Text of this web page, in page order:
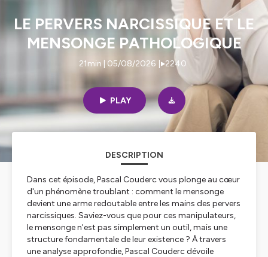
LE PERVERS NARCISSIQUE ET LE
MENSONGE PATHOLOGIQUE
21min | 05/08/2026 2240
PLAY
DESCRIPTION
Dans cet épisode, Pascal Couderc vous plonge au cœur
d'un phénomène troublant : comment le mensonge
devient une arme redoutable entre les mains des pervers
narcissiques. Saviez-vous que pour ces manipulateurs,
le mensonge n'est pas simplement un outil, mais une
structure fondamentale de leur existence ? À travers
une analyse approfondie, Pascal Couderc dévoile